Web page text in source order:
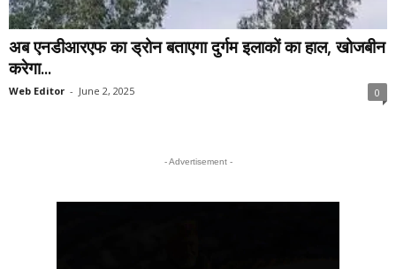
अब एनडीआरएफ का ड्रोन बताएगा दुर्गम इलाकों का हाल, खोजबीन
करेगा...
Web Editor - June 2, 2025 0
- Advertisement -